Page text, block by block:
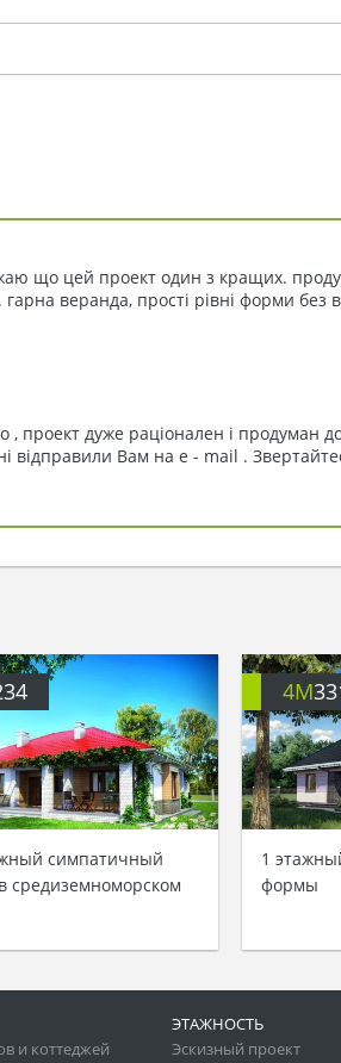
що цей проект один з кращих.
веранда, прості рівні форми без
дуже раціонален і продуман
відправили Вам на e - mail .
симпатичный
средиземноморском
4M
1
формы
и коттеджей
ЭТАЖНОСТЬ
Эскизный проект